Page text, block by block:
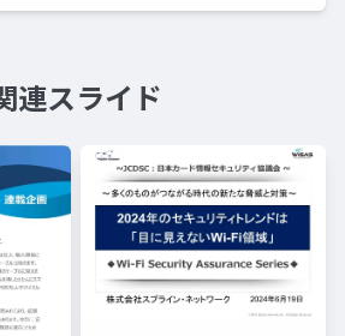
連スライド